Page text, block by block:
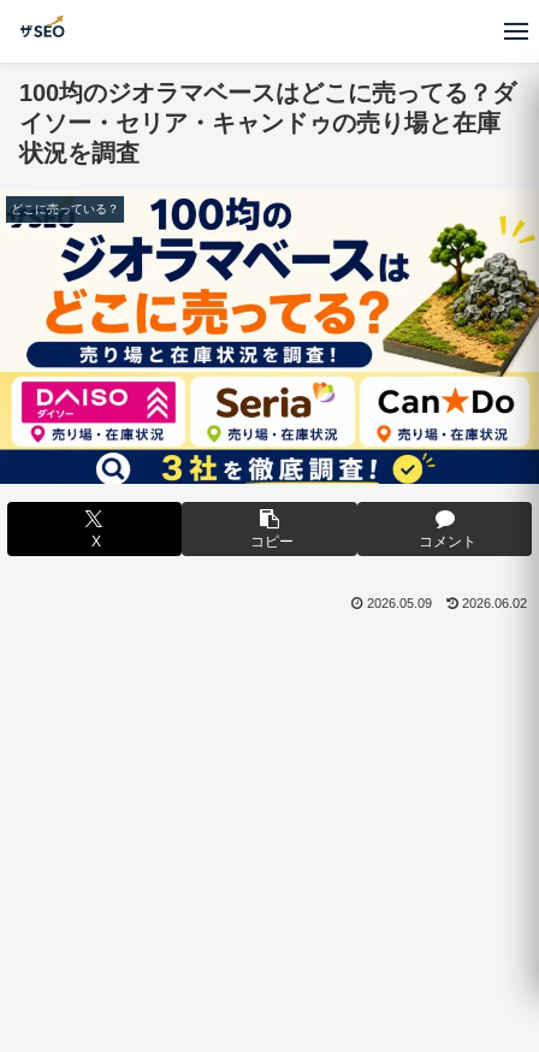
100均のジオラマベースはどこに売ってる？ダ
イソー・セリア・キャンドゥの売り場と在庫
状況を調査
どこに売っている？
X コピー コメント
2026.05.09 2026.06.02